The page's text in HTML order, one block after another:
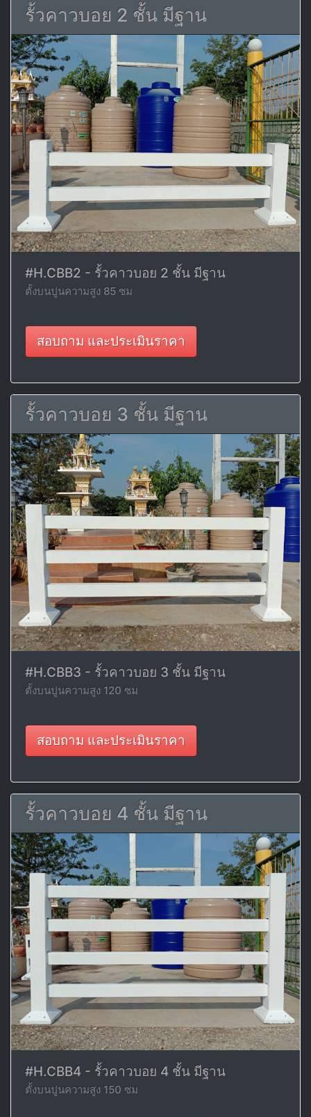
รั้วคาวบอย 2 ชั้น มีฐาน
#H.CBB2 - รั้วคาวบอย 2 ชั้น มีฐาน
ตั้งบนปูนความสูง 85 ซม
สอบถาม และประเมินราคา
รั้วคาวบอย 3 ชั้น มีฐาน
#H.CBB3 - รั้วคาวบอย 3 ชั้น มีฐาน
ตั้งบนปูนความสูง 120 ซม
สอบถาม และประเมินราคา
รั้วคาวบอย 4 ชั้น มีฐาน
#H.CBB4 - รั้วคาวบอย 4 ชั้น มีฐาน
ตั้งบนปูนความสูง 150 ซม